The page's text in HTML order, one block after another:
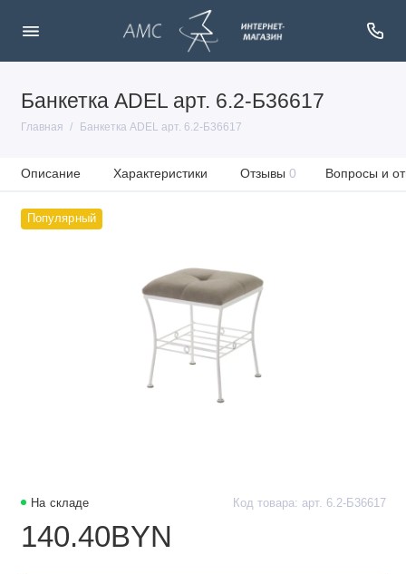
Банкетка ADEL арт. 6.2-Б36617
Главная Банкетка ADEL арт. 6.2-Б36617
Описание Характеристики Отзывы 0 Вопросы и
Популярный
На складе Код товара: арт. 6.2-Б36617
140.40BYN